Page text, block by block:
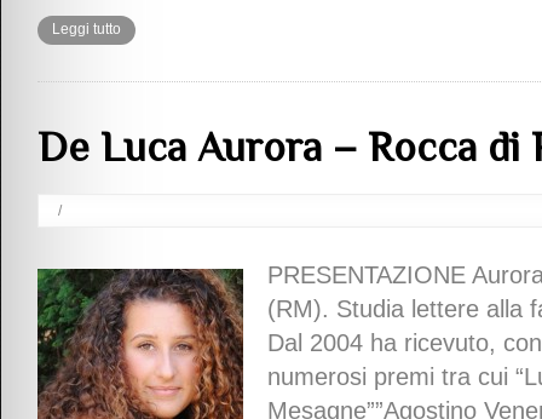
Leggi tutto
De Luca Aurora – Rocca di
/
PRESENTAZIONE
(RM). Studia lettere alla
Dal 2004 ha ricevuto,
numerosi premi tra cui
Mesagne””Agostino